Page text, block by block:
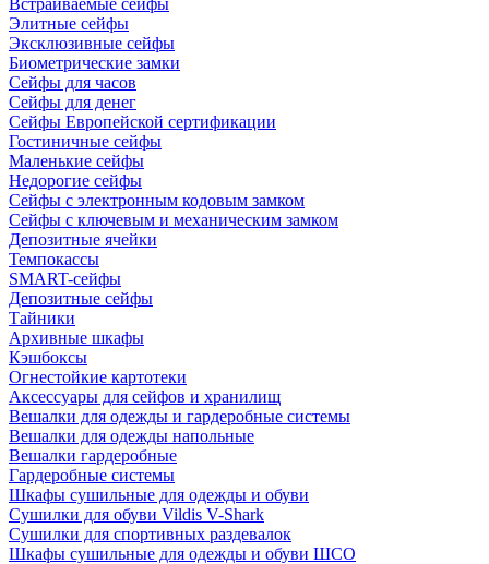
Встраиваемые сейфы
Элитные сейфы
Эксклюзивные сейфы
Биометрические замки
Сейфы для часов
Сейфы для денег
Сейфы Европейской сертификации
Гостиничные сейфы
Маленькие сейфы
Недорогие сейфы
Сейфы с электронным кодовым замком
Сейфы с ключевым и механическим замком
Депозитные ячейки
Темпокассы
SMART-сейфы
Депозитные сейфы
Тайники
Архивные шкафы
Кэшбоксы
Огнестойкие картотеки
Аксессуары для сейфов и хранилищ
Вешалки для одежды и гардеробные системы
Вешалки для одежды напольные
Вешалки гардеробные
Гардеробные системы
Шкафы сушильные для одежды и обуви
Сушилки для обуви Vildis V-Shark
Сушилки для спортивных раздевалок
Шкафы сушильные для одежды и обуви ШСО